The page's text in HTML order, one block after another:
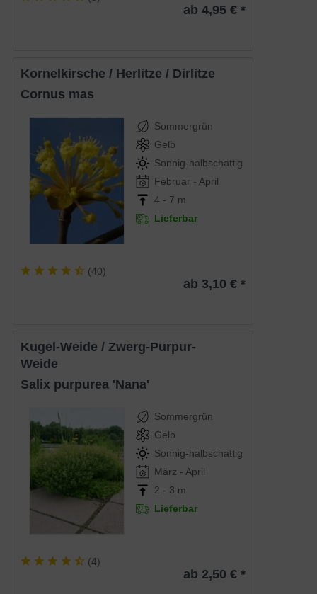
ab 4,95 € *
Kornelkirsche / Herlitze / Dirlitze
Cornus mas
Sommergrün
Gelb
Sonnig-halbschattig
Februar - April
4 - 7 m
Lieferbar
(40)
ab 3,10 € *
Kugel-Weide / Zwerg-Purpur-
Weide
Salix purpurea 'Nana'
Sommergrün
Gelb
Sonnig-halbschattig
März - April
2 - 3 m
Lieferbar
(4)
ab 2,50 € *